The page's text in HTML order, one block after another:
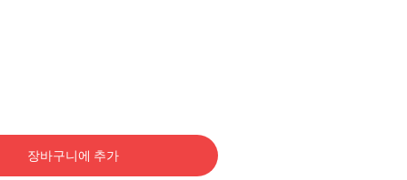
장바구니에 추가